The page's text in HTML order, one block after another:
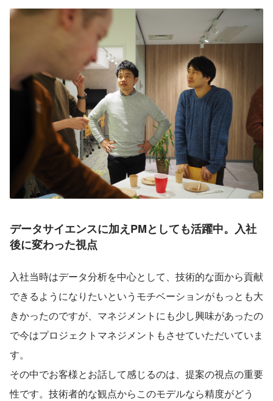
データサイエンスに加えPMとしても活躍中。入社
後に変わった視点
入社当時はデータ分析を中心として、技術的な面から貢献
できるようになりたいというモチベーションがもっとも大
きかったのですが、マネジメントにも少し興味があったの
で今はプロジェクトマネジメントもさせていただいていま
す。
その中でお客様とお話して感じるのは、提案の視点の重要
性です。技術者的な観点からこのモデルなら精度がどう